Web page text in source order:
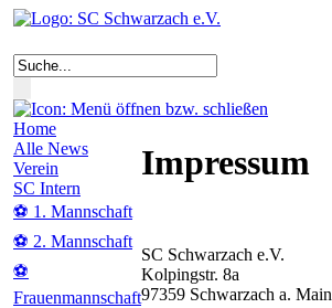
Home
Alle News
Verein
SC Intern
⚽ 1. Mannschaft
⚽ 2. Mannschaft
⚽
Frauenmannschaft
Impressum
SC Schwarzach e.V.
Kolpingstr. 8a
97359 Schwarzach a. Main